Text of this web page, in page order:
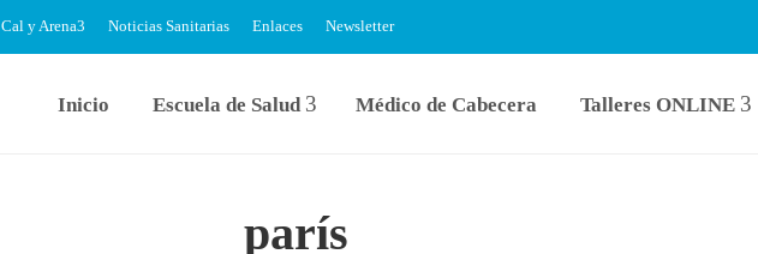
Cal y Arena Noticias Sanitarias Enlaces Newsletter
Inicio Escuela de Salud Médico de Cabecera Talleres ONLINE
parís